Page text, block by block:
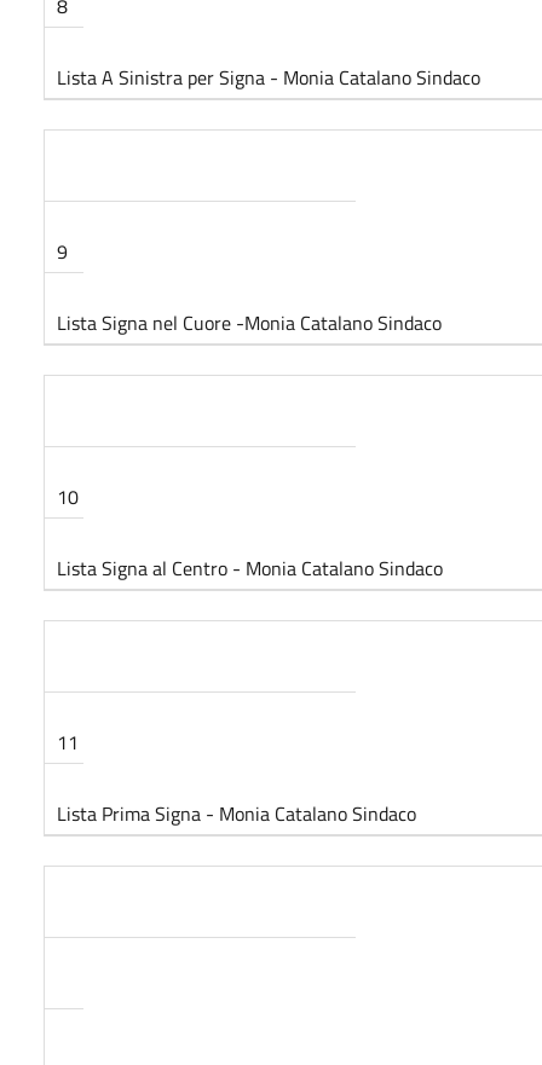
Lista A Sinistra per Signa - Monia Catalano Sindaco
9
Lista Signa nel Cuore -Monia Catalano Sindaco
10
Lista Signa al Centro - Monia Catalano Sindaco
11
Lista Prima Signa - Monia Catalano Sindaco